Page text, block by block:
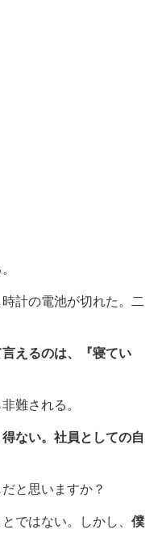
計の電池が切れた。二
えるのは、『寝てい
難される。
ない。社員としての自
と思いますか？
ではない。しかし、 僕